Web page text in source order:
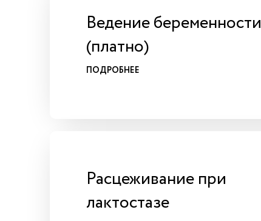
Ведение беременности
(платно)
ПОДРОБНЕЕ
Расцеживание при
лактостазе